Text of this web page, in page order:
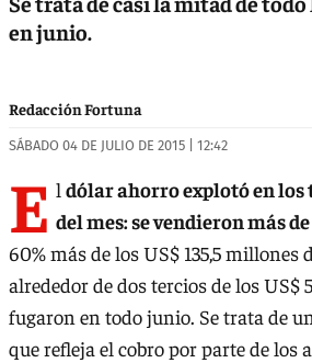
en junio.
Redacción Fortuna
SÁBADO 04 DE JULIO DE 2015 | 12:42
E l dólar ahorro explotó en
del mes: se vendieron más
60% más de los US$ 135,5 millones
alrededor de dos tercios de los US$
fugaron en todo junio. Se trata de
que refleja el cobro por parte de los